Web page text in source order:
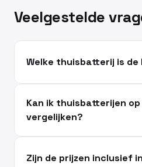
Veelgestelde
Welke thuisbatterij is de
Kan ik thuisbatterijen
vergelijken?
Zijn de prijzen inclusief